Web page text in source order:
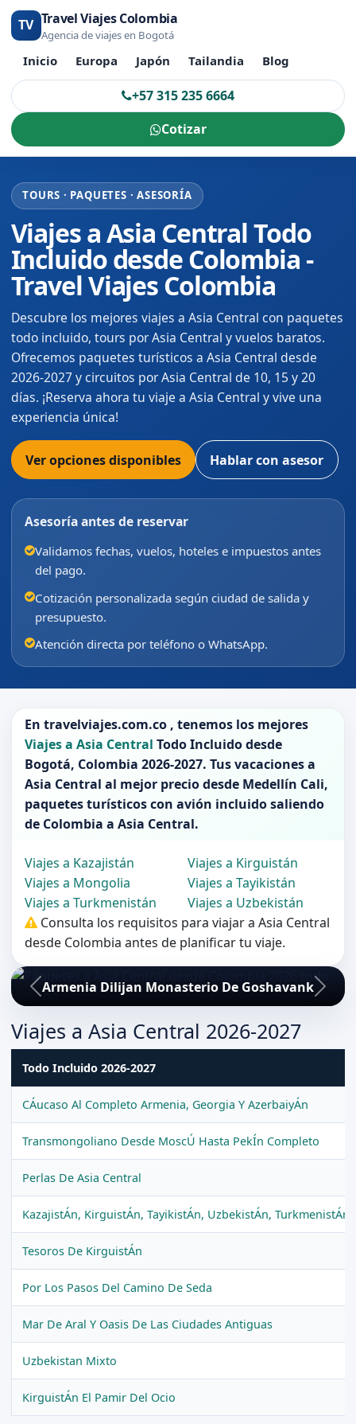
TV Travel Viajes Colombia
Agencia de viajes en Bogotá
Inicio Europa Japón Tailandia Blog
+57 315 235 6664
Cotizar
TOURS · PAQUETES · ASESORÍA
Viajes a Asia Central Todo
Incluido desde Colombia -
Travel Viajes Colombia
Descubre los mejores viajes a Asia Central con paquetes
todo incluido, tours por Asia Central y vuelos baratos.
Ofrecemos paquetes turísticos a Asia Central desde
2026-2027 y circuitos por Asia Central de 10, 15 y 20
días. ¡Reserva ahora tu viaje a Asia Central y vive una
experiencia única!
Ver opciones disponibles Hablar con asesor
Asesoría antes de reservar
Validamos fechas, vuelos, hoteles e impuestos antes
del pago.
Cotización personalizada según ciudad de salida y
presupuesto.
Atención directa por teléfono o WhatsApp.
En travelviajes.com.co , tenemos los mejores
Viajes a Asia Central Todo Incluido desde
Bogotá, Colombia 2026-2027. Tus vacaciones a
Asia Central al mejor precio desde Medellín Cali,
paquetes turísticos con avión incluido saliendo
de Colombia a Asia Central.
Viajes a Kazajistán
Viajes a Kirguistán
Viajes a Mongolia
Viajes a Tayikistán
Viajes a Turkmenistán
Viajes a Uzbekistán
Consulta los requisitos para viajar a Asia Central
desde Colombia antes de planificar tu viaje.
Armenia Dilijan Monasterio De Goshavank
Viajes a Asia Central 2026-2027
Todo Incluido 2026-2027
CÁucaso Al Completo Armenia, Georgia Y AzerbaiyÁn
Transmongoliano Desde MoscÚ Hasta PekÍn Completo
Perlas De Asia Central
KazajistÁn, KirguistÁn, TayikistÁn, UzbekistÁn, TurkmenistÁn
Tesoros De KirguistÁn
Por Los Pasos Del Camino De Seda
Mar De Aral Y Oasis De Las Ciudades Antiguas
Uzbekistan Mixto
KirguistÁn El Pamir Del Ocio